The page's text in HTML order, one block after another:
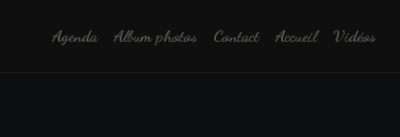
Agenda Album photos Contact Accueil Vidéos